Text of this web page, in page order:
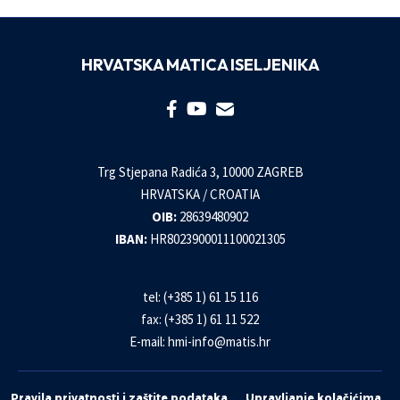
HRVATSKA MATICA ISELJENIKA
Trg Stjepana Radića 3, 10000 ZAGREB
HRVATSKA / CROATIA
OIB: 28639480902
IBAN: HR8023900011100021305
tel: (+385 1) 61 15 116
fax: (+385 1) 61 11 522
E-mail: hmi-info@matis.hr